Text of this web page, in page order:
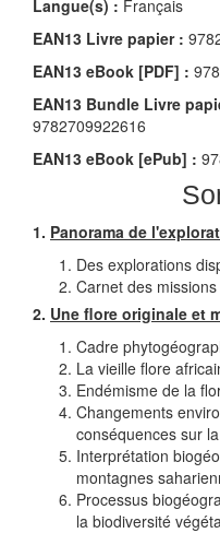
Langue(s) : Français
EAN13 Livre papier :
EAN13 eBook [PDF] :
EAN13 Bundle Livre
9782709922616
EAN13 eBook [ePub] :
1. Panorama de
Des explorations
Carnet des
2. Une flore originale et
Cadre
La vieille ﬂore
Endémisme de la
Changements
conséquences sur
Interprétation
montagnes
Processus
la biodiversité